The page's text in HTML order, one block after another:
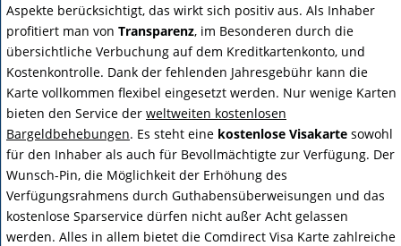
Aspekte berücksichtigt, das wirkt sich positiv aus. Als Inhaber
profitiert man von Transparenz, im Besonderen durch die
übersichtliche Verbuchung auf dem Kreditkartenkonto, und
Kostenkontrolle. Dank der fehlenden Jahresgebühr kann die
Karte vollkommen flexibel eingesetzt werden. Nur wenige Karten
bieten den Service der weltweiten kostenlosen
Bargeldbehebungen. Es steht eine kostenlose Visakarte sowohl
für den Inhaber als auch für Bevollmächtigte zur Verfügung. Der
Wunsch-Pin, die Möglichkeit der Erhöhung des
Verfügungsrahmens durch Guthabensüberweisungen und das
kostenlose Sparservice dürfen nicht außer Acht gelassen
werden. Alles in allem bietet die Comdirect Visa Karte zahlreiche